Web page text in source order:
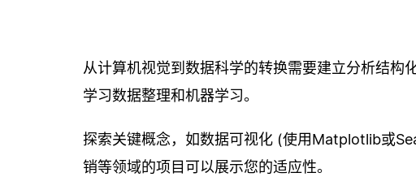
从计算机视觉到数据科学的转换需要建立分析结
学习数据整理和机器学习。
探索关键概念，如数据可视化 (使用Matplotlib或
销等领域的项目可以展示您的适应性。